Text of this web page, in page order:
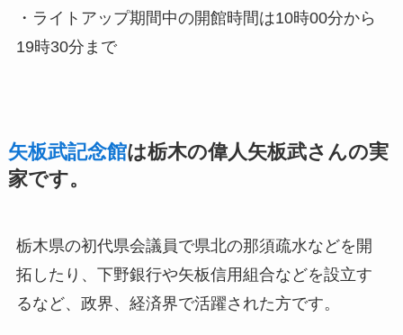
・ライトアップ期間中の開館時間は10時00分から
19時30分まで
矢板武記念館は栃木の偉人矢板武さんの実
家です。
栃木県の初代県会議員で県北の那須疏水などを開
拓したり、下野銀行や矢板信用組合などを設立す
るなど、政界、経済界で活躍された方です。